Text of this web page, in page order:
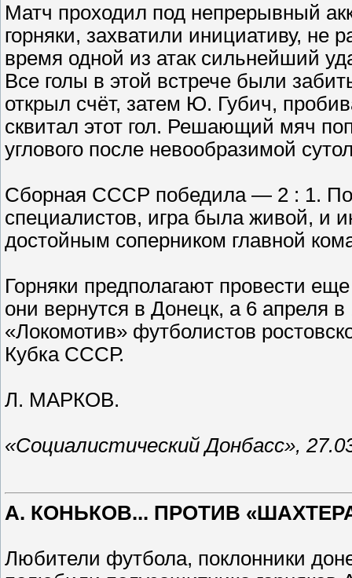
Матч проходил под непрерывный
горняки, захватили инициативу, не
время одной из атак сильнейший
Все голы в этой встрече были
открыл счёт, затем Ю. Губич,
сквитал этот гол. Решающий мяч
углового после невообразимой
Сборная СССР победила — 2 : 1.
специалистов, игра была живой, и
достойным соперником главной
Горняки предполагают провести
они вернутся в Донецк, а 6 апреля
«Локомотив» футболистов
Кубка СССР.
Л. МАРКОВ.
«Социалистический Донбасс»,
А. КОНЬКОВ... ПРОТИВ
Любители футбола, поклонники